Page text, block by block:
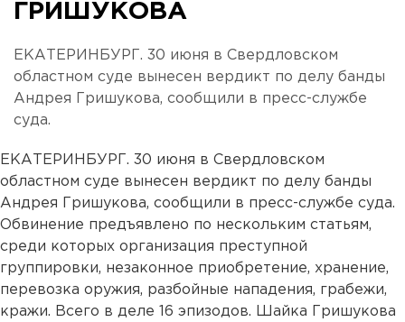
ГРИШУКОВА
ЕКАТЕРИНБУРГ. 30 июня в Свердловском
областном суде вынесен вердикт по делу банды
Андрея Гришукова, сообщили в пресс-службе
суда.
ЕКАТЕРИНБУРГ. 30 июня в Свердловском
областном суде вынесен вердикт по делу банды
Андрея Гришукова, сообщили в пресс-службе суда.
Обвинение предъявлено по нескольким статьям,
среди которых организация преступной
группировки, незаконное приобретение, хранение,
перевозка оружия, разбойные нападения, грабежи,
кражи. Всего в деле 16 эпизодов. Шайка Гришукова